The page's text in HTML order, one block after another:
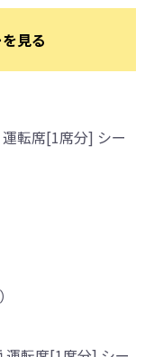
見る
転席[1席分] シー